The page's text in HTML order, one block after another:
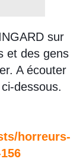
sur
et des gens
A écouter
dessous.
horreurs-